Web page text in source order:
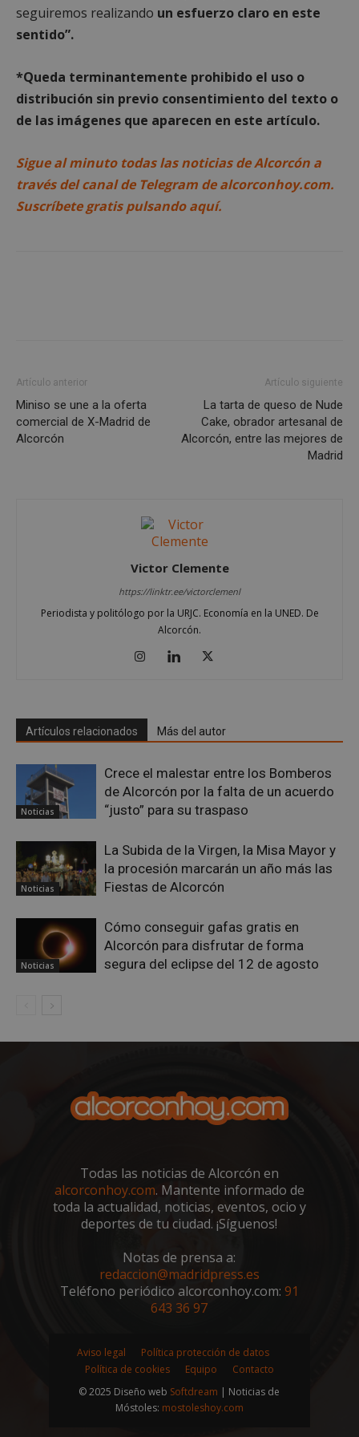
seguiremos realizando un esfuerzo claro en este
sentido”.
*Queda terminantemente prohibido el uso o
distribución sin previo consentimiento del texto o
de las imágenes que aparecen en este artículo.
Sigue al minuto todas las noticias de Alcorcón a
través del canal de Telegram de alcorconhoy.com.
Suscríbete gratis pulsando aquí.
Artículo anterior
Miniso se une a la oferta
comercial de X-Madrid de
Alcorcón
Artículo siguiente
La tarta de queso de Nude
Cake, obrador artesanal de
Alcorcón, entre las mejores de
Madrid
Victor Clemente
https://linktr.ee/victorclemenl
Periodista y politólogo por la URJC. Economía en la UNED. De
Alcorcón.
Artículos relacionados Más del autor
Noticias
Crece el malestar entre los Bomberos
de Alcorcón por la falta de un acuerdo
“justo” para su traspaso
Noticias
La Subida de la Virgen, la Misa Mayor y
la procesión marcarán un año más las
Fiestas de Alcorcón
Noticias
Cómo conseguir gafas gratis en
Alcorcón para disfrutar de forma
segura del eclipse del 12 de agosto
Todas las noticias de Alcorcón en
alcorconhoy.com. Mantente informado de
toda la actualidad, noticias, eventos, ocio y
deportes de tu ciudad. ¡Síguenos!
Notas de prensa a:
redaccion@madridpress.es
Teléfono periódico alcorconhoy.com: 91
643 36 97
Aviso legal
Política protección de datos
Política de cookies
Equipo
Contacto
© 2025 Diseño web Softdream | Noticias de
Móstoles: mostoleshoy.com
Cookies estrictamente necesarias
Cookies de rendimiento
AWSALBCORS
sp_landing
Spotify Inc.
.spotify.com
.youtube.com
sp_t
Spotify Inc.
.spotify.com